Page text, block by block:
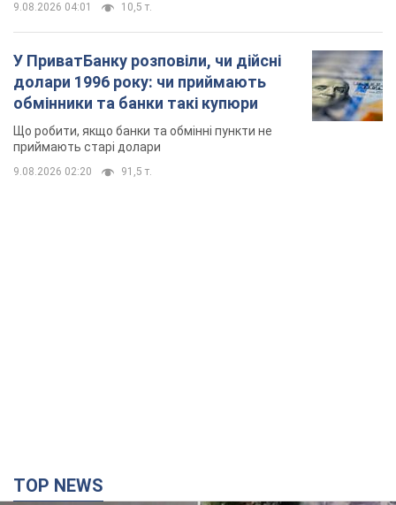
9.08.2026 04:01 10,5 т.
У ПриватБанку розповіли, чи дійсні
долари 1996 року: чи приймають
обмінники та банки такі купюри
Що робити, якщо банки та обмінні пункти не
приймають старі долари
9.08.2026 02:20 91,5 т.
TOP NEWS